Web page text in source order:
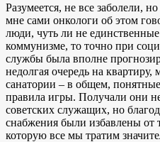
Разумеется, не все заболели,
мне сами онкологи об этом
люди, чуть ли не
коммунизме, то точно при
службы была вполне
недолгая очередь на
санатории – в общем,
правила игры. Получали они
советских служащих, но
снабжения были избавлены от
которую все мы тратим